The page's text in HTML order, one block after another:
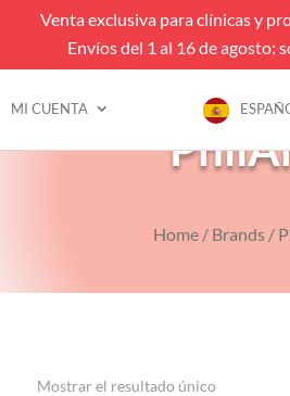
Venta exclusiva para clínicas y
Envíos del 1 al 16 de agosto:
MI CUENTA
Home / Brands /
Mostrar el resultado único